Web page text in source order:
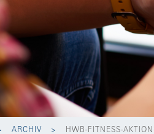
ARCHIV HWB-FITNESS-